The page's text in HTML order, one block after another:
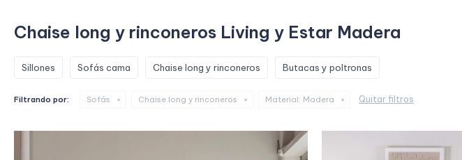
Chaise long y rinconeros Living y Estar Madera
Sillones Sofás cama Chaise long y rinconeros Butacas y poltronas
Filtrando por: Sofás Chaise long y rinconeros Material: Madera Quitar filtros